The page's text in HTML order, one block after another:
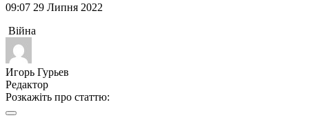
09:07 29 Липня 2022
Війна
Игорь Гурьев
Редактор
Розкажіть про статтю: